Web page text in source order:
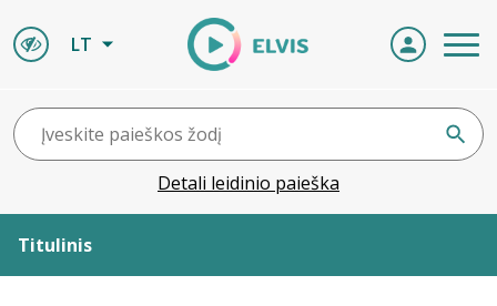
LT
Detali leidinio paieška
Titulinis